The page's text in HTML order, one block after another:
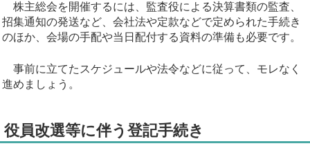
株主総会を開催するには、監査役による決算書類の監査、
招集通知の発送など、会社法や定款などで定められた手続き
のほか、会場の手配や当日配付する資料の準備も必要です。
事前に立てたスケジュールや法令などに従って、モレなく
進めましょう。
役員改選等に伴う登記手続き